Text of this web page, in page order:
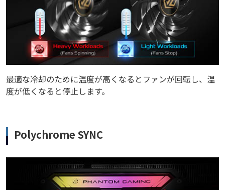
最適な冷却のために温度が高くなるとファンが回転し、温
度が低くなると停止します。
Polychrome SYNC